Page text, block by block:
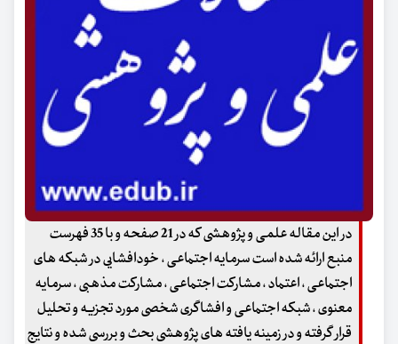
در این مقاله علمی و پژوهشی که در 21 صفحه و با 35 فهرست
منبع ارائه شده است سرمایه اجتماعی ، خودافشایی در شبکه های
اجتماعی ، اعتماد ، مشارکت اجتماعی ، مشارکت مذهبی ، سرمایه
معنوی ، شبکه اجتماعی و افشاگری شخصی مورد تجزیه و تحلیل
قرار گرفته و در زمینه یافته های پژوهشی بحث و بررسی شده و نتایج